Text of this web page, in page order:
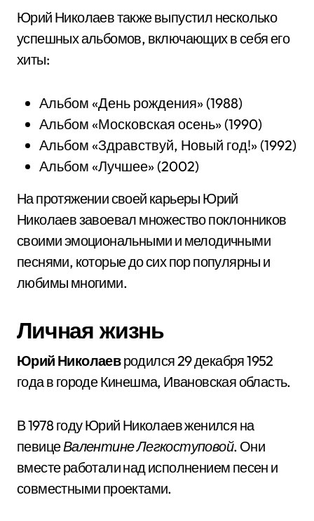
Юрий Николаев также выпустил несколько
успешных альбомов, включающих в себя его
хиты:
Альбом «День рождения» (1988)
Альбом «Московская осень» (1990)
Альбом «Здравствуй, Новый год!» (1992)
Альбом «Лучшее» (2002)
На протяжении своей карьеры Юрий
Николаев завоевал множество поклонников
своими эмоциональными и мелодичными
песнями, которые до сих пор популярны и
любимы многими.
Личная жизнь
Юрий Николаевродился 29 декабря 1952
года в городе Кинешма, Ивановская область.
В 1978 году Юрий Николаев женился на
певицеВалентине Легкоступовой. Они
вместе работали над исполнением песен и
совместными проектами.